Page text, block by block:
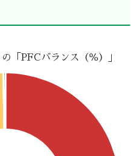
「PFCバランス（％）」